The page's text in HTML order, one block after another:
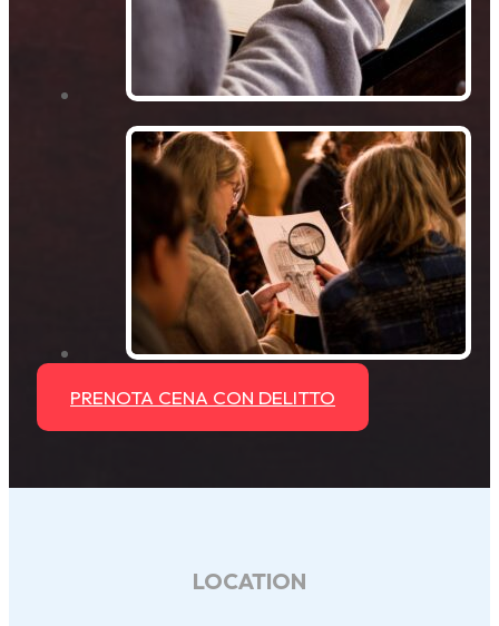
PRENOTA CENA CON DELITTO
LOCATION